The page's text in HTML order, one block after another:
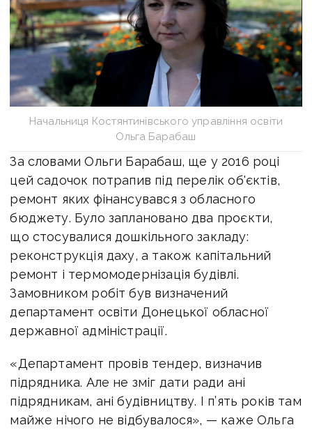
Начальниця Костянтинівського управління освіти
Ольга Барабаш
За словами Ольги Барабаш, ще у 2016 році
цей садочок потрапив під перелік об'єктів,
ремонт яких фінансувався з обласного
бюджету. Було заплановано два проєкти,
що стосувалися дошкільного закладу:
реконструкція даху, а також капітальний
ремонт і термомодернізація будівлі.
Замовником робіт був визначений
департамент освіти Донецької обласної
державної адміністрації.
«Департамент провів тендер, визначив
підрядника. Але не зміг дати ради ані
підрядникам, ані будівництву. І п’ять років там
майже нічого не відбувалося», — каже Ольга